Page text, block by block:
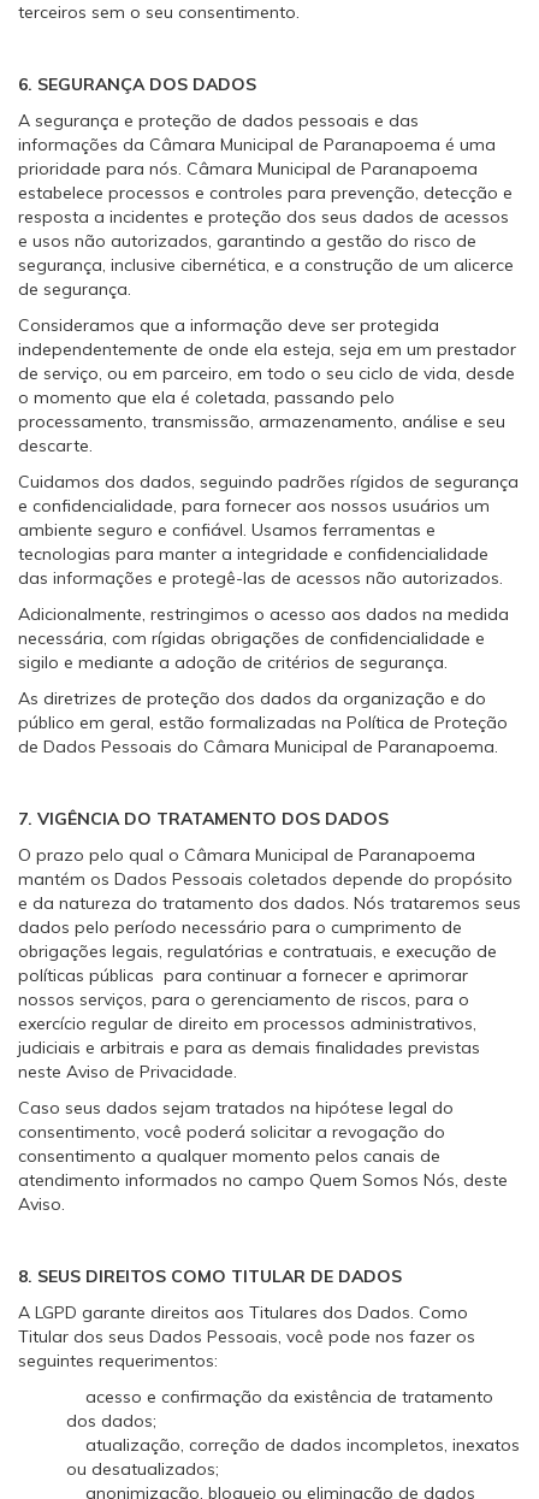
terceiros sem o seu consentimento.
6. SEGURANÇA DOS DADOS
A segurança e proteção de dados pessoais e das
informações da Câmara Municipal de Paranapoema é uma
prioridade para nós. Câmara Municipal de Paranapoema
estabelece processos e controles para prevenção, detecção e
resposta a incidentes e proteção dos seus dados de acessos
e usos não autorizados, garantindo a gestão do risco de
segurança, inclusive cibernética, e a construção de um alicerce
de segurança.
Consideramos que a informação deve ser protegida
independentemente de onde ela esteja, seja em um prestador
de serviço, ou em parceiro, em todo o seu ciclo de vida, desde
o momento que ela é coletada, passando pelo
processamento, transmissão, armazenamento, análise e seu
descarte.
Cuidamos dos dados, seguindo padrões rígidos de segurança
e confidencialidade, para fornecer aos nossos usuários um
ambiente seguro e confiável. Usamos ferramentas e
tecnologias para manter a integridade e confidencialidade
das informações e protegê-las de acessos não autorizados.
Adicionalmente, restringimos o acesso aos dados na medida
necessária, com rígidas obrigações de confidencialidade e
sigilo e mediante a adoção de critérios de segurança.
As diretrizes de proteção dos dados da organização e do
público em geral, estão formalizadas na Política de Proteção
de Dados Pessoais do Câmara Municipal de Paranapoema.
7. VIGÊNCIA DO TRATAMENTO DOS DADOS
O prazo pelo qual o Câmara Municipal de Paranapoema
mantém os Dados Pessoais coletados depende do propósito
e da natureza do tratamento dos dados. Nós trataremos seus
dados pelo período necessário para o cumprimento de
obrigações legais, regulatórias e contratuais, e execução de
políticas públicas para continuar a fornecer e aprimorar
nossos serviços, para o gerenciamento de riscos, para o
exercício regular de direito em processos administrativos,
judiciais e arbitrais e para as demais finalidades previstas
neste Aviso de Privacidade.
Caso seus dados sejam tratados na hipótese legal do
consentimento, você poderá solicitar a revogação do
consentimento a qualquer momento pelos canais de
atendimento informados no campo Quem Somos Nós, deste
Aviso.
8. SEUS DIREITOS COMO TITULAR DE DADOS
A LGPD garante direitos aos Titulares dos Dados. Como
Titular dos seus Dados Pessoais, você pode nos fazer os
seguintes requerimentos:
acesso e confirmação da existência de tratamento
dos dados;
atualização, correção de dados incompletos, inexatos
ou desatualizados;
anonimização, bloqueio ou eliminação de dados